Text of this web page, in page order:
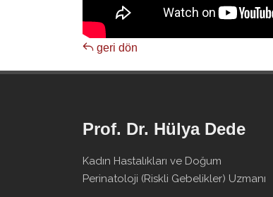
geri dön
Prof. Dr. Hülya Dede
Kadın Hastalıkları ve Doğum
Perinatoloji (Riskli Gebelikler) Uzmanı